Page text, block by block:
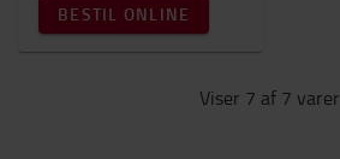
BESTIL ONLINE
Viser 7 af 7 varer